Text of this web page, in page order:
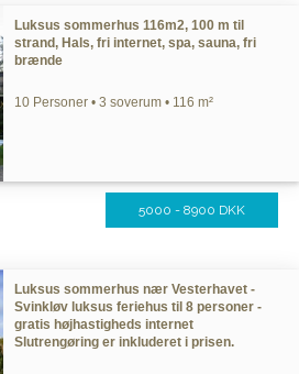
Luksus sommerhus 116m2, 100 m til
strand, Hals, fri internet, spa, sauna, fri
brænde
10 Personer • 3 soverum • 116 m²
5000 - 8900 DKK
Luksus sommerhus nær Vesterhavet -
Svinkløv luksus feriehus til 8 personer -
gratis højhastigheds internet
Slutrengøring er inkluderet i prisen.